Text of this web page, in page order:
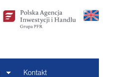
Kontakt